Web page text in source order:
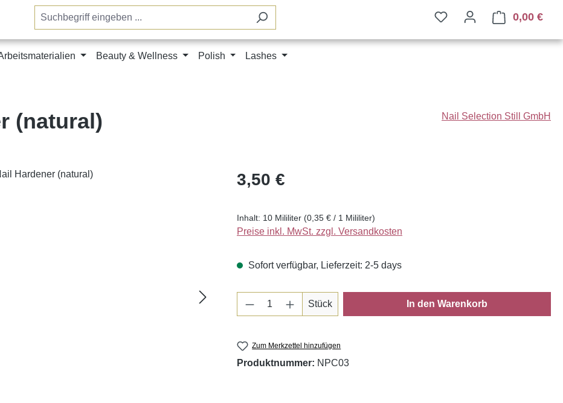
0,00 €
Beauty & Wellness Polish Lashes
(natural) Nail Selection Still GmbH
Regulärer Preis:
3,50 €
Inhalt: 10 Mililiter (0,35 € / 1 Mililiter)
Preise inkl. MwSt. zzgl. Versandkosten
Sofort verfügbar, Lieferzeit: 2-5 days
Produkt Anzahl: Gib den gewünschten Wert ein
Stück In den Warenkorb
Zum Merkzettel hinzufügen
Produktnummer: NPC03